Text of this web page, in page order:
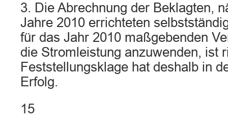
3. Die Abrechnung der Beklagten,
Jahre 2010 errichteten
für das Jahr 2010 maßgebenden
die Stromleistung anzuwenden, ist
Feststellungsklage hat deshalb in
Erfolg.
15